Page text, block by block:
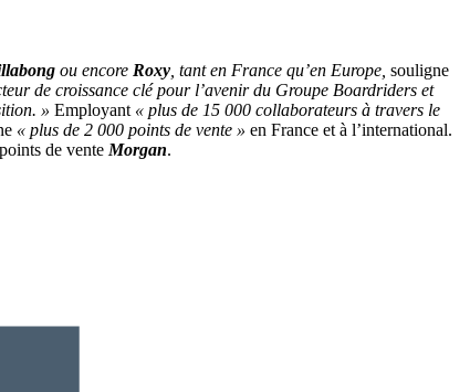
ou encore Roxy , tant en France qu’en Europe, souligne
de croissance clé pour l’avenir du Groupe Boardriders et
» Employant « plus de 15 000 collaborateurs à travers le
« plus de 2 000 points de vente » en France et à l’international.
de vente Morgan.